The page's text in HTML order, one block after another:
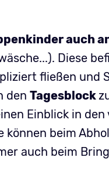
auch
Diese
fließen und
denTagesblock
Einblick in den
beim
auch beim